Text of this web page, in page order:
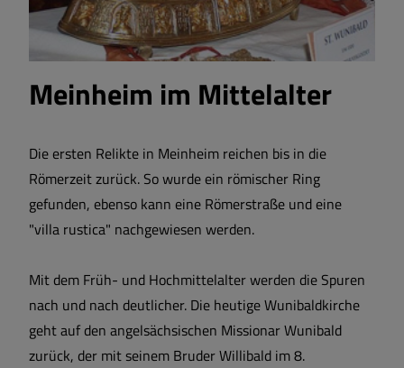
Wohnen und Bauen
Sport und Freizeit
Satzungen und Verordnungen
Sehenswertes
Breitbandversorgung
Meinheim im Mittelalter
Die ersten Relikte in Meinheim reichen bis in die
Römerzeit zurück. So wurde ein römischer Ring
gefunden, ebenso kann eine Römerstraße und eine
"villa rustica" nachgewiesen werden.
Mit dem Früh- und Hochmittelalter werden die Spuren
nach und nach deutlicher. Die heutige Wunibaldkirche
geht auf den angelsächsischen Missionar Wunibald
zurück, der mit seinem Bruder Willibald im 8.